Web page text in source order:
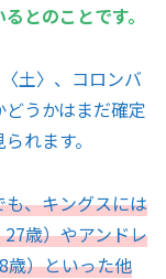
とのことです。
土〉、コロンバ
うかはまだ確定
れます。
、キングスには
歳）やアンドレ
歳）といった他